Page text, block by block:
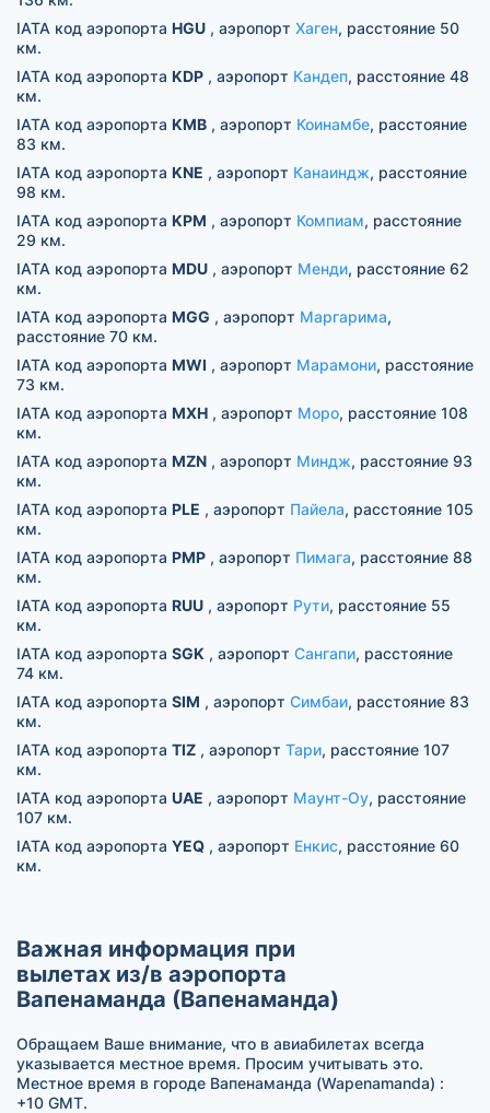
IATA код аэропорта HGU , аэропорт Хаген, расстояние 50
км.
IATA код аэропорта KDP , аэропорт Кандеп, расстояние 48
км.
IATA код аэропорта KMB , аэропорт Коинамбе, расстояние
83 км.
IATA код аэропорта KNE , аэропорт Канаиндж, расстояние
98 км.
IATA код аэропорта KPM , аэропорт Компиам, расстояние
29 км.
IATA код аэропорта MDU , аэропорт Менди, расстояние 62
км.
IATA код аэропорта MGG , аэропорт Маргарима,
расстояние 70 км.
IATA код аэропорта MWI , аэропорт Марамони, расстояние
73 км.
IATA код аэропорта MXH , аэропорт Моро, расстояние 108
км.
IATA код аэропорта MZN , аэропорт Миндж, расстояние 93
км.
IATA код аэропорта PLE , аэропорт Пайела, расстояние 105
км.
IATA код аэропорта PMP , аэропорт Пимага, расстояние 88
км.
IATA код аэропорта RUU , аэропорт Рути, расстояние 55
км.
IATA код аэропорта SGK , аэропорт Сангапи, расстояние
74 км.
IATA код аэропорта SIM , аэропорт Симбаи, расстояние 83
км.
IATA код аэропорта TIZ , аэропорт Тари, расстояние 107
км.
IATA код аэропорта UAE , аэропорт Маунт-Оу, расстояние
107 км.
IATA код аэропорта YEQ , аэропорт Енкис, расстояние 60
км.
Важная информация при
вылетах из/в аэропорта
Вапенаманда (Вапенаманда)
Обращаем Ваше внимание, что в авиабилетах всегда
указывается местное время. Просим учитывать это.
Местное время в городе Вапенаманда (Wapenamanda) :
+10 GMT.